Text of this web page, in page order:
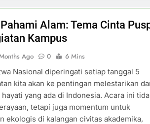
Alam: Tema Cinta
Kampus
Ago 0
6 Mins
Nasional diperingati setiap tanggal 5
kita akan ke pentingan melestarikan
yang ada di Indonesia. Acara ini
tetapi juga momentum untuk
ekologis di kalangan civitas akademika,